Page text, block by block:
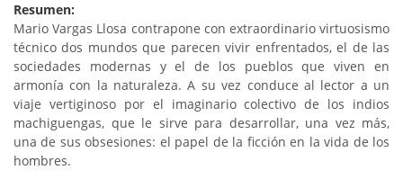
Resumen:
Mario Vargas Llosa contrapone con extraordinario virtuosismo
técnico dos mundos que parecen vivir enfrentados, el de las
sociedades modernas y el de los pueblos que viven en
armonía con la naturaleza. A su vez conduce al lector a un
viaje vertiginoso por el imaginario colectivo de los indios
machiguengas, que le sirve para desarrollar, una vez más,
una de sus obsesiones: el papel de la ficción en la vida de los
hombres.